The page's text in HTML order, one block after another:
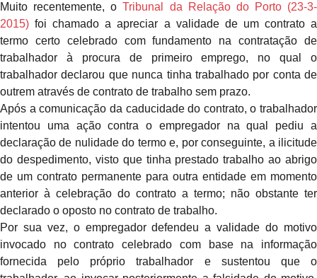
Muito recentemente, oTribunal da Relação do Porto (23-3-
2015) foi chamado a apreciar a validade de um contrato a
termo certo celebrado com fundamento na contratação de
trabalhador à procura de primeiro emprego, no qual o
trabalhador declarou que nunca tinha trabalhado por conta de
outrem através de contrato de trabalho sem prazo.
Após a comunicação da caducidade do contrato, o trabalhador
intentou uma ação contra o empregador na qual pediu a
declaração de nulidade do termo e, por conseguinte, a ilicitude
do despedimento, visto que tinha prestado trabalho ao abrigo
de um contrato permanente para outra entidade em momento
anterior à celebração do contrato a termo; não obstante ter
declarado o oposto no contrato de trabalho.
Por sua vez, o empregador defendeu a validade do motivo
invocado no contrato celebrado com base na informação
fornecida pelo próprio trabalhador e sustentou que o